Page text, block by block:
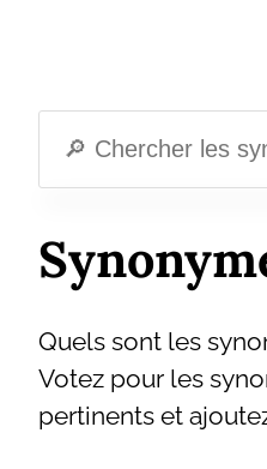
Quels sont les
Votez pour les
pertinents et